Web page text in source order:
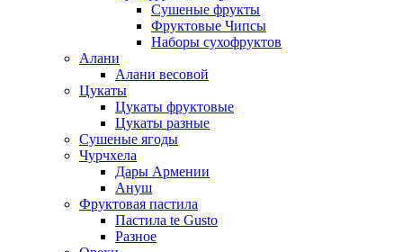
Сушеные фрукты
Фруктовые Чипсы
Наборы сухофруктов
Алани
Алани весовой
Цукаты
Цукаты фруктовые
Цукаты разные
Сушеные ягоды
Чурчхела
Дары Армении
Ануш
Фруктовая пастила
Пастила te Gusto
Разное